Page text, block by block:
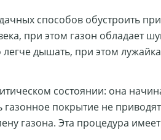
способов обустроить
при этом газон
дышать, при этом
состоянии: она
покрытие не
газона. Эта процедура